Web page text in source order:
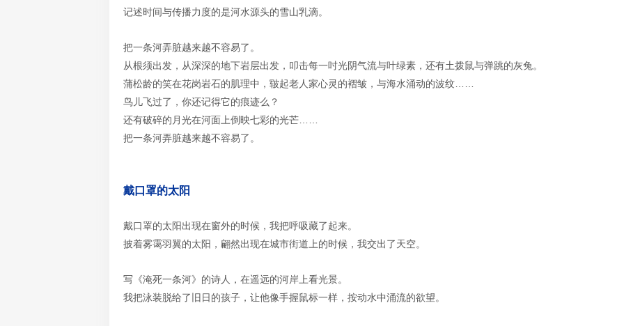
记述时间与传播力度的是河水源头的雪山乳滴。
把一条河弄脏越来越不容易了。
从根须出发，从深深的地下岩层出发，叩击每一吋光阴气流与叶绿素，还有土拨鼠与弹跳的灰兔。
蒲松龄的笑在花岗岩石的肌理中，皲起老人家心灵的褶皱，与海水涌动的波纹……
鸟儿飞过了，你还记得它的痕迹么？
还有破碎的月光在河面上倒映七彩的光芒……
把一条河弄脏越来越不容易了。
戴口罩的太阳
戴口罩的太阳出现在窗外的时候，我把呼吸藏了起来。
披着雾霭羽翼的太阳，翩然出现在城市街道上的时候，我交出了天空。
写《淹死一条河》的诗人，在遥远的河岸上看光景。
我把泳装脱给了旧日的孩子，让他像手握鼠标一样，按动水中涌流的欲望。